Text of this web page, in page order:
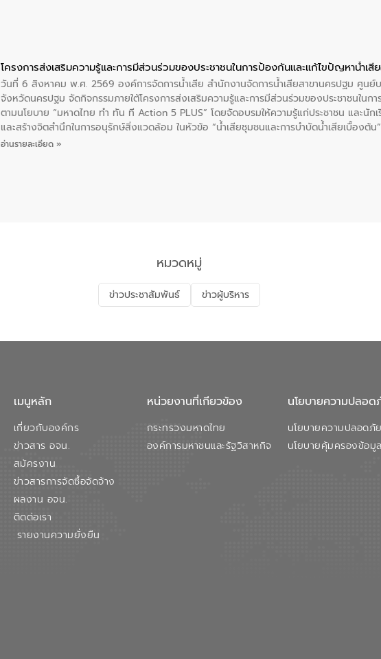
โครงการส่งเสริมความรู้และการมีส่วนร่วมของประชาชนในการป้องกันและแก้ไขปัญหาน้ำเสี
วันที่ 6 สิงหาคม พ.ศ. 2569 องค์การจัดการน้ำเสีย สำนักงานจัดการน้ำเสียสาขานครปฐม ศูนย์
จังหวัดนครปฐม จัดกิจกรรมภายใต้โครงการส่งเสริมความรู้และการมีส่วนร่วมของประชาชนใน
ตามนโยบาย “มหาดไทย ทำ ทัน ที Action 5 PLUS” โดยจัดอบรมให้ความรู้แก่ประชาชน และนัก
และสร้างจิตสำนึกในการอนุรักษ์สิ่งแวดล้อม ในหัวข้อ “น้ำเสียชุมชนและการบำบัดน้ำเสียเบื้องต้น
ของน้ำเสีย แนวทางการลดการเกิดน้ำเสียจากแหล่งกำเนิด การบำบัดน้ำเสียเบื้องต้นในครัวเรือ
อ่านรายละเอียด »
หมวดหมู่
ข่าวประชาสัมพันธ์ ข่าวผู้บริหาร
เมนูหลัก
เกี่ยวกับองค์กร
ข่าวสาร อจน.
สมัครงาน
ข่าวสารการจัดซื้อจัดจ้าง
ผลงาน อจน.
ติดต่อเรา
รายงานความยั่งยืน
หน่วยงานที่เกียวข้อง
กระทรวงมหาดไทย
องค์การมหาชนและรัฐวิสาหกิจ
นโยบายความปลอด
นโยบายความปลอดภั
นโยบายคุ้มครองข้อ